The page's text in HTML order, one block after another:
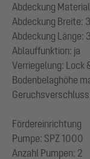
Abdeckung
Abdeckung Breite:
Abdeckung Länge:
Ablauffunktion: ja
Verriegelung: Lock
Bodenbelaghöhe
Fördereinrichtung
Pumpe: SPZ 1000
Anzahl Pumpen: 2